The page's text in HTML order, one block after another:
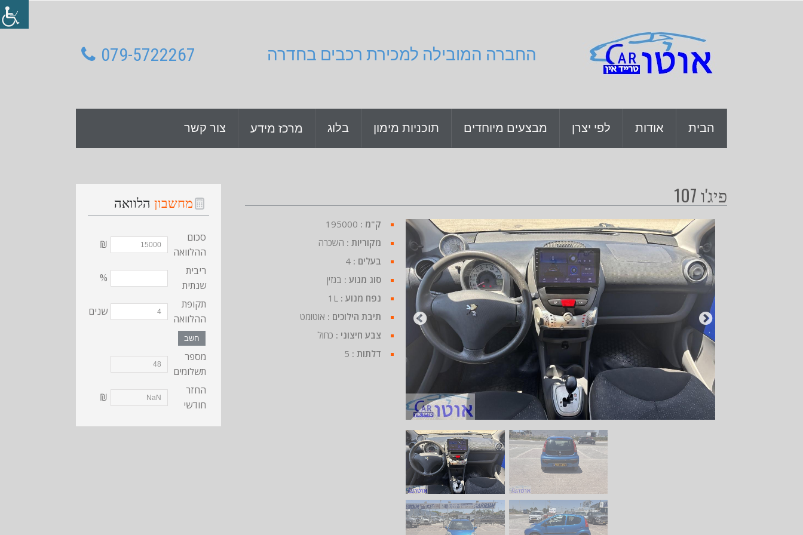
079-5722267 החברה המובילה למכירת רכבים בחדרה
הבית אודות לפי יצרן מבצעים מיוחדים תוכניות מימון בלוג מרכז מידע צור קשר
פיג'ו 107
ק"מ : 195000
מקוריות : השכרה
בעלים :4
סוג מנוע : בנזין
נפח מנוע :1L
תיבת הילוכים : אוטומט
צבע חיצוני : כחול
דלתות : 5
מחשבון הלוואה
סכום
ההלוואה
₪
ריבית
שנתית
%
תקופת
ההלוואה
שנים
חשב
מספר
תשלומים
החזר
חודשי
₪